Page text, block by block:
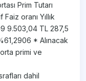
Prim Tutarı
oranı Yıllık
9.503,04 TL 287,5
* Alınacak
primi ve
dahil